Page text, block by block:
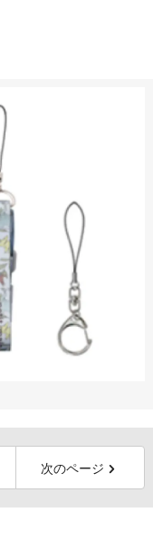
次のページ